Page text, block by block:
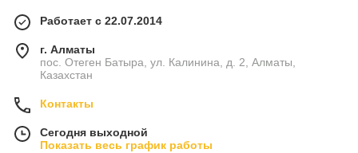
Работает с 22.07.2014
г. Алматы
пос. Отеген Батыра, ул. Калинина, д. 2, Алматы,
Казахстан
Контакты
Сегодня выходной
Показать весь график работы